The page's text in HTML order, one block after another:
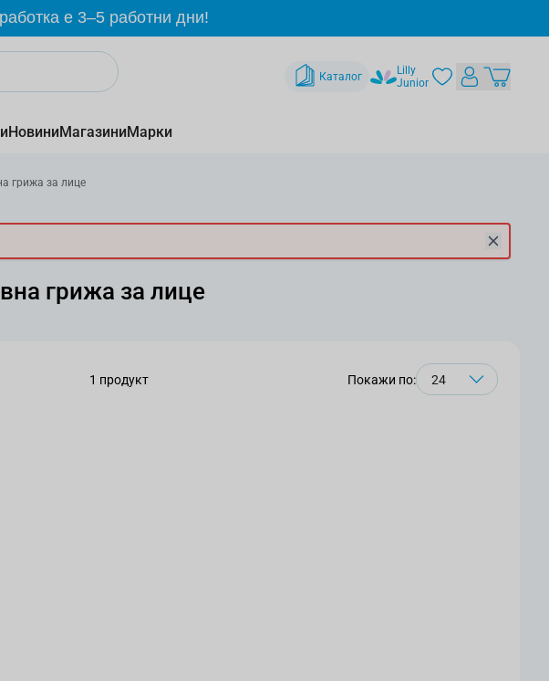
е 3–5 работни дни!
Каталог
Lilly
Junior
НовиниМагазиниМарки
грижа за лице
грижа за лице
1 продукт Покажи по: